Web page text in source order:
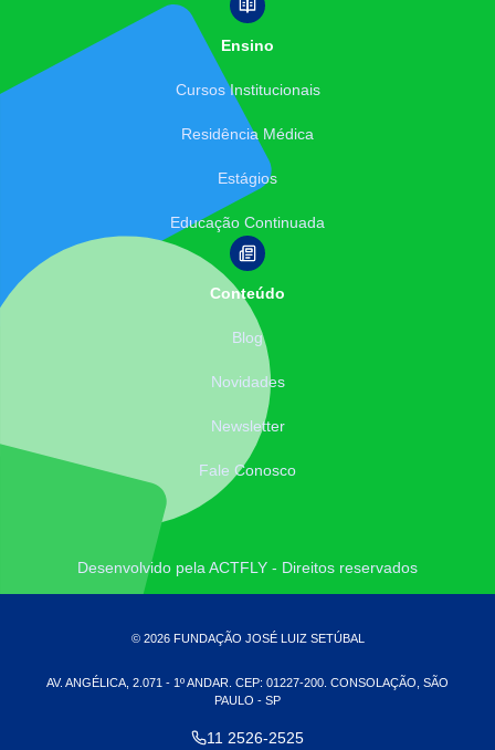
Ensino
Cursos Institucionais
Residência Médica
Estágios
Educação Continuada
Conteúdo
Blog
Novidades
Newsletter
Fale Conosco
Desenvolvido pela ACTFLY - Direitos reservados
© 2026 FUNDAÇÃO JOSÉ LUIZ SETÚBAL
AV. ANGÉLICA, 2.071 - 1º ANDAR. CEP: 01227-200. CONSOLAÇÃO, SÃO
PAULO - SP
11 2526-2525